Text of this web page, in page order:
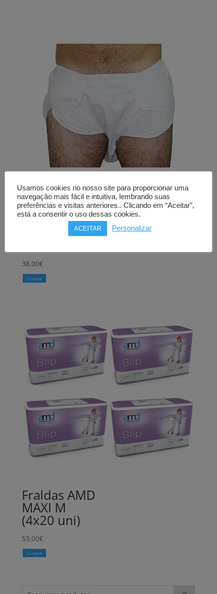
Cueca para proteção de
fralda
GERITEX
38,00€
Comprar
Fraldas AMD
MAXI M
(4x20 uni)
53,00€
Comprar
Usamos cookies no nosso site para proporcionar uma
navegação mais fácil e intuitiva, lembrando suas
preferências e visitas anteriores.. Clicando em “Aceitar”,
está a consentir o uso dessas cookies.
ACEITAR Personalizar